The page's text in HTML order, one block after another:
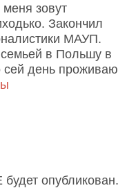
меня зовут
Закончил
МАУП.
в Польшу в
сей день проживаю
опубликован.